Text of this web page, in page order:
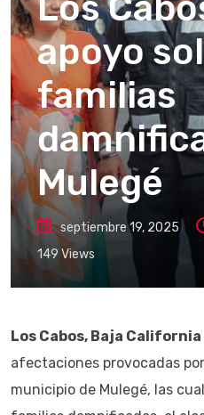
apoyo
familias
Mulegé
septiembre 19, 2025
149 Views
Los Cabos, Baja California
afectaciones provocadas
municipio de Mulegé, las